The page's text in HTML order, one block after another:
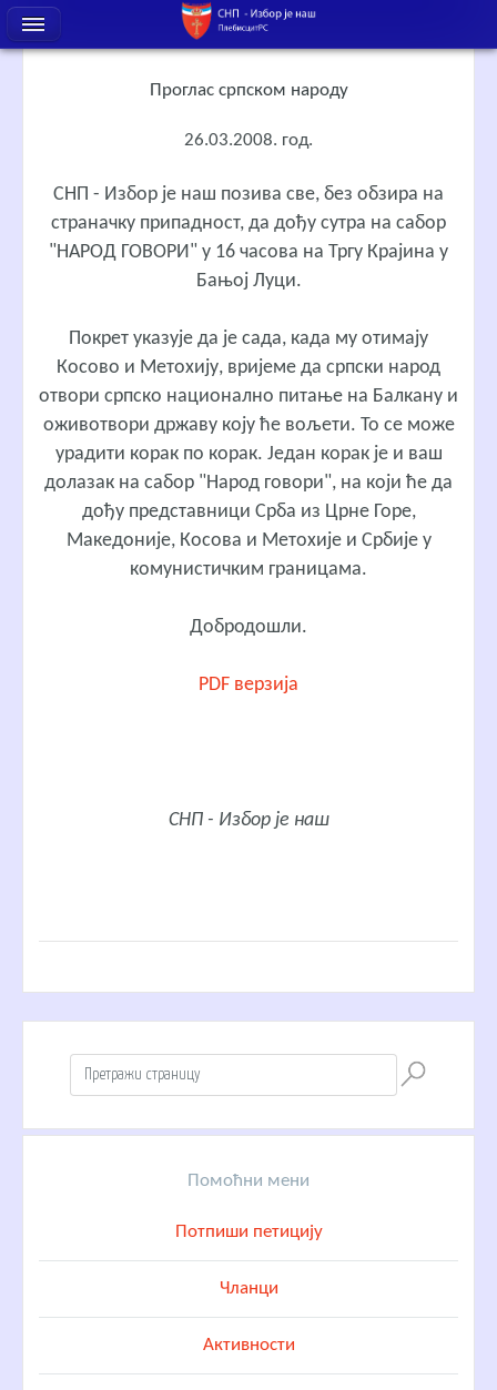
Проглас српском народу
26.03.2008. год.
СНП - Избор је наш позива све, без обзира на
страначку припадност, да дођу сутра на сабор
"НАРОД ГОВОРИ" у 16 часова на Тргу Крајина у
Бањој Луци.
Покрет указује да је сада, када му отимају
Косово и Метохију, вријеме да српски народ
отвори српско национално питање на Балкану и
оживотвори државу коју ће вољети. То се може
урадити корак по корак. Један корак је и ваш
долазак на сабор "Народ говори", на који ће да
дођу представници Срба из Црне Горе,
Македоније, Косова и Метохије и Србије у
комунистичким границама.
Добродошли.
PDF верзија
СНП - Избор је наш
Помоћни мени
Потпиши петицију
Чланци
Активности